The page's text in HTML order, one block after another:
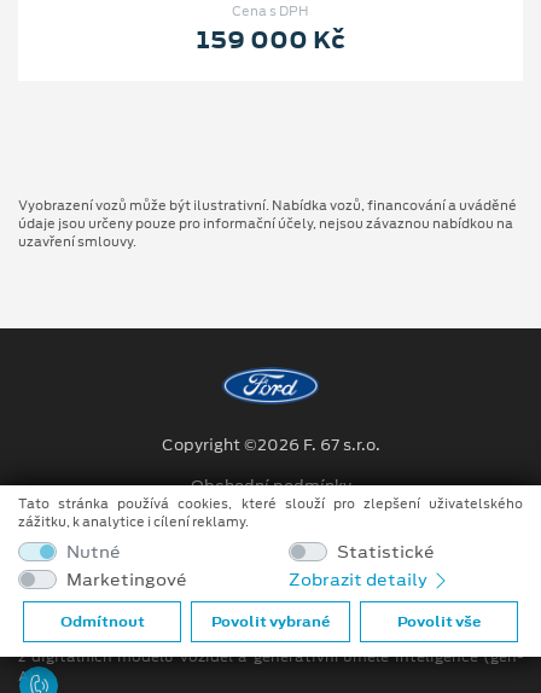
Cena s DPH
159 000 Kč
Vyobrazení vozů může být ilustrativní. Nabídka vozů, financování a uváděné
údaje jsou určeny pouze pro informační účely, nejsou závaznou nabídkou na
uzavření smlouvy.
Copyright ©2026 F. 67 s.r.o.
Obchodní podmínky
Ochrana osobních údajů
Prohlášení o zpracování údajů konečných zákazníků
Při tvorbě videí a obrázků na tomto webu je využíváno kombinace
tradičních fotografií či videí, počítačem generovaných snímků (CGI)
z digitálních modelů vozidel a generativní umělé inteligence (gen-
AI).
Tato stránka používá cookies, které slouží pro zlepšení uživatelského
zážitku, k analytice i cílení reklamy.
Nutné
Statistické
Marketingové
Zobrazit detaily
Odmítnout Povolit vybrané Povolit vše